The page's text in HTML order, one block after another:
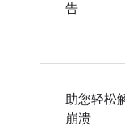
告
助您轻松
崩溃